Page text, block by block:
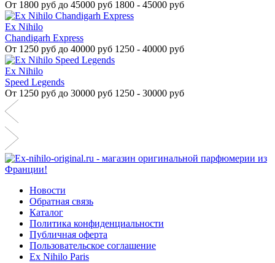
От 1800 руб до 45000 руб 1800 - 45000 руб
Ex Nihilo
Chandigarh Express
От 1250 руб до 40000 руб 1250 - 40000 руб
Ex Nihilo
Speed Legends
От 1250 руб до 30000 руб 1250 - 30000 руб
Новости
Обратная связь
Каталог
Политика конфиденциальности
Публичная оферта
Пользовательское соглашение
Ex Nihilo Paris